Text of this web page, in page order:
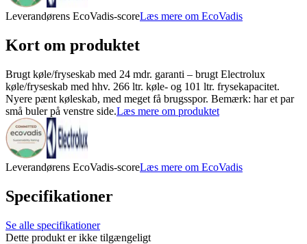
Leverandørens EcoVadis-scoreLæs mere om EcoVadis
Kort om produktet
Brugt køle/fryseskab med 24 mdr. garanti – brugt Electrolux
køle/fryseskab med hhv. 266 ltr. køle- og 101 ltr. frysekapacitet.
Nyere pænt køleskab, med meget få brugsspor. Bemærk: har et par
små buler på venstre side.Læs mere om produktet
Leverandørens EcoVadis-scoreLæs mere om EcoVadis
Specifikationer
Se alle specifikationer
Dette produkt er ikke tilgængeligt